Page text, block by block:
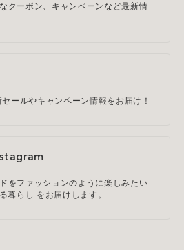
クーポン、キャンペーンなど最新情
ールやキャンペーン情報をお届け！
をファッションのように楽しみたい
暮らし をお届けします。